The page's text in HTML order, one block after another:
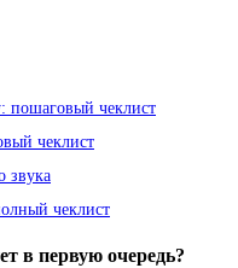
пошаговый чеклист
чеклист
звука
чеклист
в первую очередь?